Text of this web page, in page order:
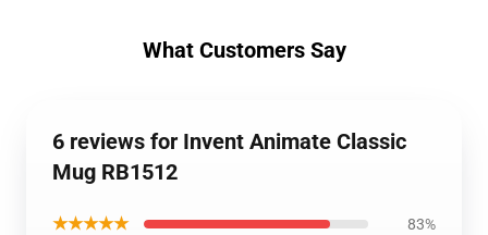
What Customers Say
6 reviews for Invent Animate Classic
Mug RB1512
★★★★★ 83%